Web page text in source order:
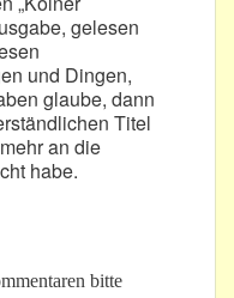
gelesen
und Dingen,
glaube, dann
Titel
an die
habe.
„Immer wieder
bitte